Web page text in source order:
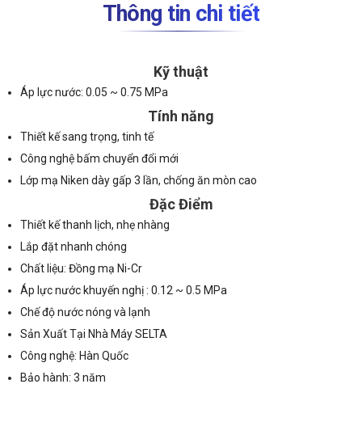
Thông tin chi tiết
Kỹ thuật
Áp lực nước: 0.05 ~ 0.75 MPa
Tính năng
Thiết kế sang trọng, tinh tế
Công nghệ bấm chuyển đổi mới
Lớp mạ Niken dày gấp 3 lần, chống ăn mòn cao
Đặc Điểm
Thiết kế thanh lịch, nhẹ nhàng
Lắp đặt nhanh chóng
Chất liệu: Đồng mạ Ni-Cr
Áp lực nước khuyến nghị : 0.12 ~ 0.5 MPa
Chế độ nước nóng và lạnh
Sản Xuất Tại Nhà Máy SELTA
Công nghệ: Hàn Quốc
Bảo hành: 3 năm